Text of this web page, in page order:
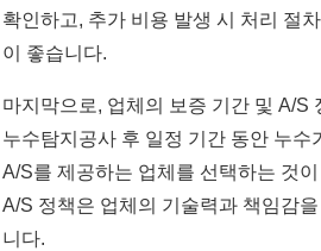
확인하고, 추가 비용 발생 시 처리 절
이 좋습니다.
마지막으로, 업체의 보증 기간 및 A/S
누수탐지공사 후 일정 기간 동안 누수
A/S를 제공하는 업체를 선택하는 것
A/S 정책은 업체의 기술력과 책임감
니다.